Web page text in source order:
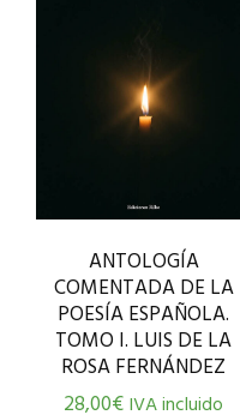
ANTOLOGÍA
COMENTADA DE LA
POESÍA ESPAÑOLA.
TOMO I. LUIS DE LA
ROSA FERNÁNDEZ
28,00€IVA incluido